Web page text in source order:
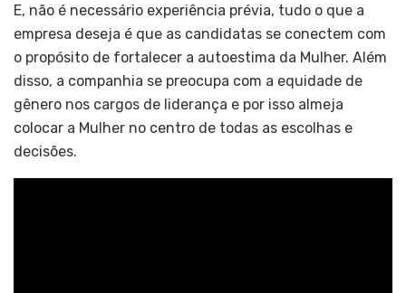
E, não é necessário experiência prévia, tudo o que a
empresa deseja é que as candidatas se conectem com
o propósito de fortalecer a autoestima da Mulher. Além
disso, a companhia se preocupa com a equidade de
gênero nos cargos de liderança e por isso almeja
colocar a Mulher no centro de todas as escolhas e
decisões.